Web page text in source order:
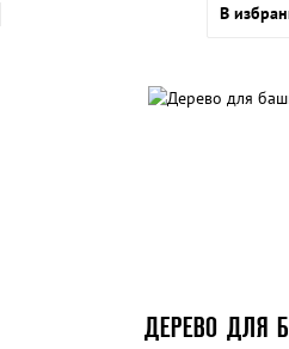
В
ДЕРЕВО ДЛЯ